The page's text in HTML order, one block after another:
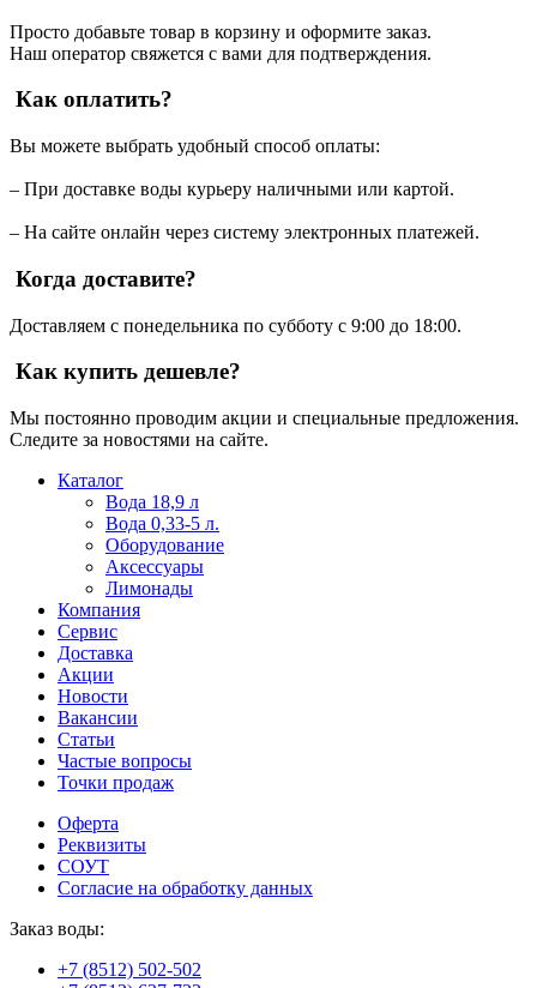
Просто добавьте товар в корзину и оформите заказ.
Наш оператор свяжется с вами для подтверждения.
Как оплатить?
Вы можете выбрать удобный способ оплаты:
– При доставке воды курьеру наличными или картой.
– На сайте онлайн через систему электронных платежей.
Когда доставите?
Доставляем с понедельника по субботу с 9:00 до 18:00.
Как купить дешевле?
Мы постоянно проводим акции и специальные предложения.
Следите за новостями на сайте.
Пользователи
офіційний
сайт
через
разные
сайты.
можно
встретить
онлайн
казино
среди
обсуждаемых
тем.
Каталог
Вода 18,9 л
Вода 0,33-5 л.
Оборудование
Аксессуары
Лимонады
Компания
Сервис
Доставка
Акции
Новости
Вакансии
Статьи
Частые вопросы
Точки продаж
Оферта
Реквизиты
СОУТ
Согласие на обработку данных
Заказ воды:
+7 (8512) 502-502